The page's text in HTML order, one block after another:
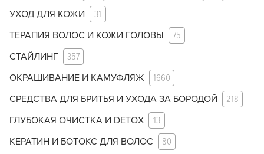
УХОД ДЛЯ КОЖИ 31
ТЕРАПИЯ ВОЛОС И КОЖИ ГОЛОВЫ 75
СТАЙЛИНГ 357
ОКРАШИВАНИЕ И КАМУФЛЯЖ 1660
СРЕДСТВА ДЛЯ БРИТЬЯ И УХОДА ЗА БОРОДОЙ 218
ГЛУБОКАЯ ОЧИСТКА И DETOX 13
КЕРАТИН И БОТОКС ДЛЯ ВОЛОС 80